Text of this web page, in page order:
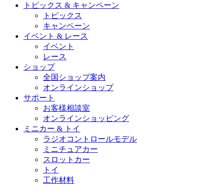
トピックス & キャンペーン
トピックス
キャンペーン
イベント & レース
イベント
レース
ショップ
全国ショップ案内
オンラインショップ
サポート
お客様相談室
オンラインショッピング
ミニカー & トイ
ラジオコントロールモデル
ミニチュアカー
スロットカー
トイ
工作材料